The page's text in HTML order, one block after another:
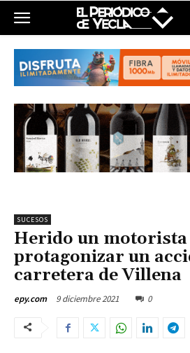
SUCESOS
Herido un
protagonizar un
carretera de Villena
epy.com 9 diciembre 2021 0